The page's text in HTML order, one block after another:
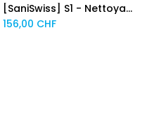
Add to Cart
[SaniSwiss] S1 - Nettoyant desinfectant surfaces Bidon 5L, 2 pcs
156,00 CHF